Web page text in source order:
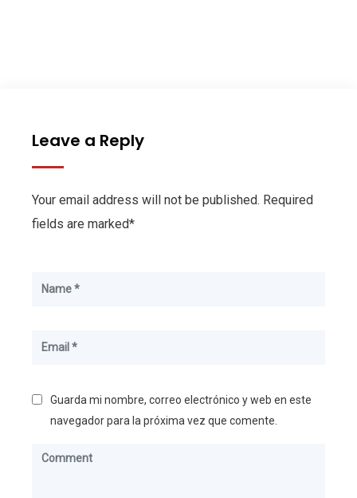
Leave a Reply
Your email address will not be published. Required
fields are marked*
Guarda mi nombre, correo electrónico y web en este
navegador para la próxima vez que comente.